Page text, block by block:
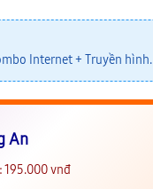
Internet + Truyền hình.
An
195.000 vnđ